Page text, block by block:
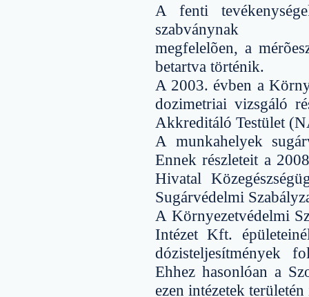
A fenti
szabványnak
megfelelõen, a
betartva történik.
A 2003. évben a
dozimetriai vizsgáló
Akkreditáló Testület
A munkahelyek
Ennek részleteit a
Hivatal
Sugárvédelmi
A Környezetvédelmi
Intézet Kft.
dózisteljesítmények
Ehhez hasonlóan a
ezen intézetek területén